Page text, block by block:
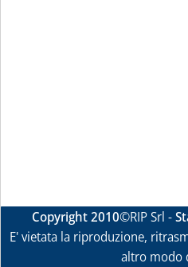
Copyright 2010©RIP Srl -
E' vietata la riproduzione,
altro modo